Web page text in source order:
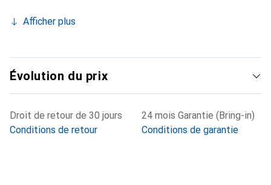
Afficher plus
Évolution du prix
Droit de retour de 30 jours
Conditions de retour
24 mois Garantie (Bring-in)
Conditions de garantie